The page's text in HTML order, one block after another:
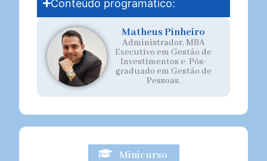
Conteúdo programático:
Matheus Pinheiro
Administrador, MBA
Executivo em Gestão de
Investimentos e Pós-
graduado em Gestão de
Pessoas.
Minicurso